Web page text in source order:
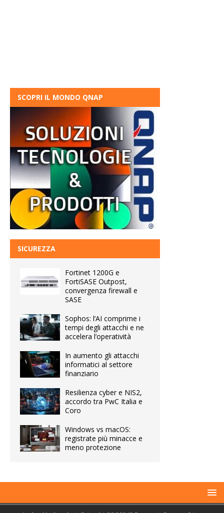
SCOPRI IL MONDO QNAP
SICUREZZA
Fortinet 1200G e
FortiSASE Outpost,
convergenza firewall e
SASE
Sophos: l’AI comprime i
tempi degli attacchi e ne
accelera l’operatività
In aumento gli attacchi
informatici al settore
finanziario
Resilienza cyber e NIS2,
accordo tra PwC Italia e
Coro
Windows vs macOS:
registrate più minacce e
meno protezione